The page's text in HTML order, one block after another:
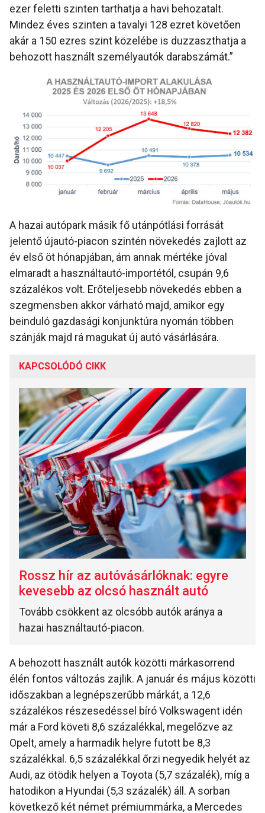
ezer feletti szinten tarthatja a havi behozatalt.
Mindez éves szinten a tavalyi 128 ezret követően
akár a 150 ezres szint közelébe is duzzaszthatja a
behozott használt személyautók darabszámát.”
A hazai autópark másik fő utánpótlási forrását
jelentő újautó-piacon szintén növekedés zajlott az
év első öt hónapjában, ám annak mértéke jóval
elmaradt a használtautó-importétól, csupán 9,6
százalékos volt. Erőteljesebb növekedés ebben a
szegmensben akkor várható majd, amikor egy
beinduló gazdasági konjunktúra nyomán többen
szánják majd rá magukat új autó vásárlására.
KAPCSOLÓDÓ CIKK
Rossz hír az autóvásárlóknak: egyre
kevesebb az olcsó használt autó
Tovább csökkent az olcsóbb autók aránya a
hazai használtautó-piacon.
A behozott használt autók közötti márkasorrend
élén fontos változás zajlik. A január és május közötti
időszakban a legnépszerűbb márkát, a 12,6
százalékos részesedéssel bíró Volkswagent idén
már a Ford követi 8,6 százalékkal, megelőzve az
Opelt, amely a harmadik helyre futott be 8,3
százalékkal. 6,5 százalékkal őrzi negyedik helyét az
Audi, az ötödik helyen a Toyota (5,7 százalék), míg a
hatodikon a Hyundai (5,3 százalék) áll. A sorban
következő két német prémiummárka, a Mercedes